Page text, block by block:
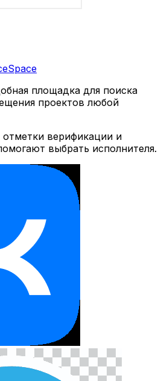
Space
площадка для поиска
проектов любой
верификации и
выбрать исполнителя.